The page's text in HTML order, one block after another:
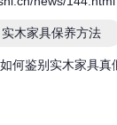
实木家具保养方法
何鉴别实木家具真